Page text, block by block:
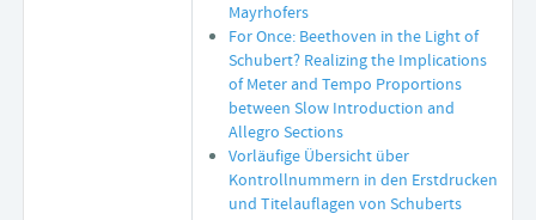
Mayrhofers
For Once: Beethoven in the Light of
Schubert? Realizing the Implications
of Meter and Tempo Proportions
between Slow Introduction and
Allegro Sections
Vorläufige Übersicht über
Kontrollnummern in den Erstdrucken
und Titelauflagen von Schuberts